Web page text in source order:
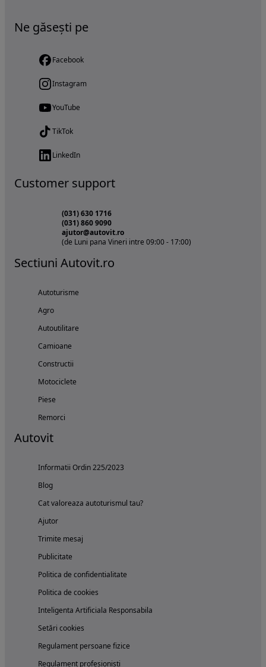
Ne găsești pe
Facebook
Instagram
YouTube
TikTok
LinkedIn
Customer support
(031) 630 1716
(031) 860 9090
ajutor@autovit.ro
(de Luni pana Vineri intre 09:00 - 17:00)
Sectiuni Autovit.ro
Autoturisme
Agro
Autoutilitare
Camioane
Constructii
Motociclete
Piese
Remorci
Autovit
Informatii Ordin 225/2023
Blog
Cat valoreaza autoturismul tau?
Ajutor
Trimite mesaj
Publicitate
Politica de confidentialitate
Politica de cookies
Inteligenta Artificiala Responsabila
Setări cookies
Regulament persoane fizice
Regulament profesionisti